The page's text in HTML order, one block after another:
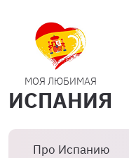
МОЯ ЛЮБИМАЯ
ИСПАНИЯ
Про Испанию